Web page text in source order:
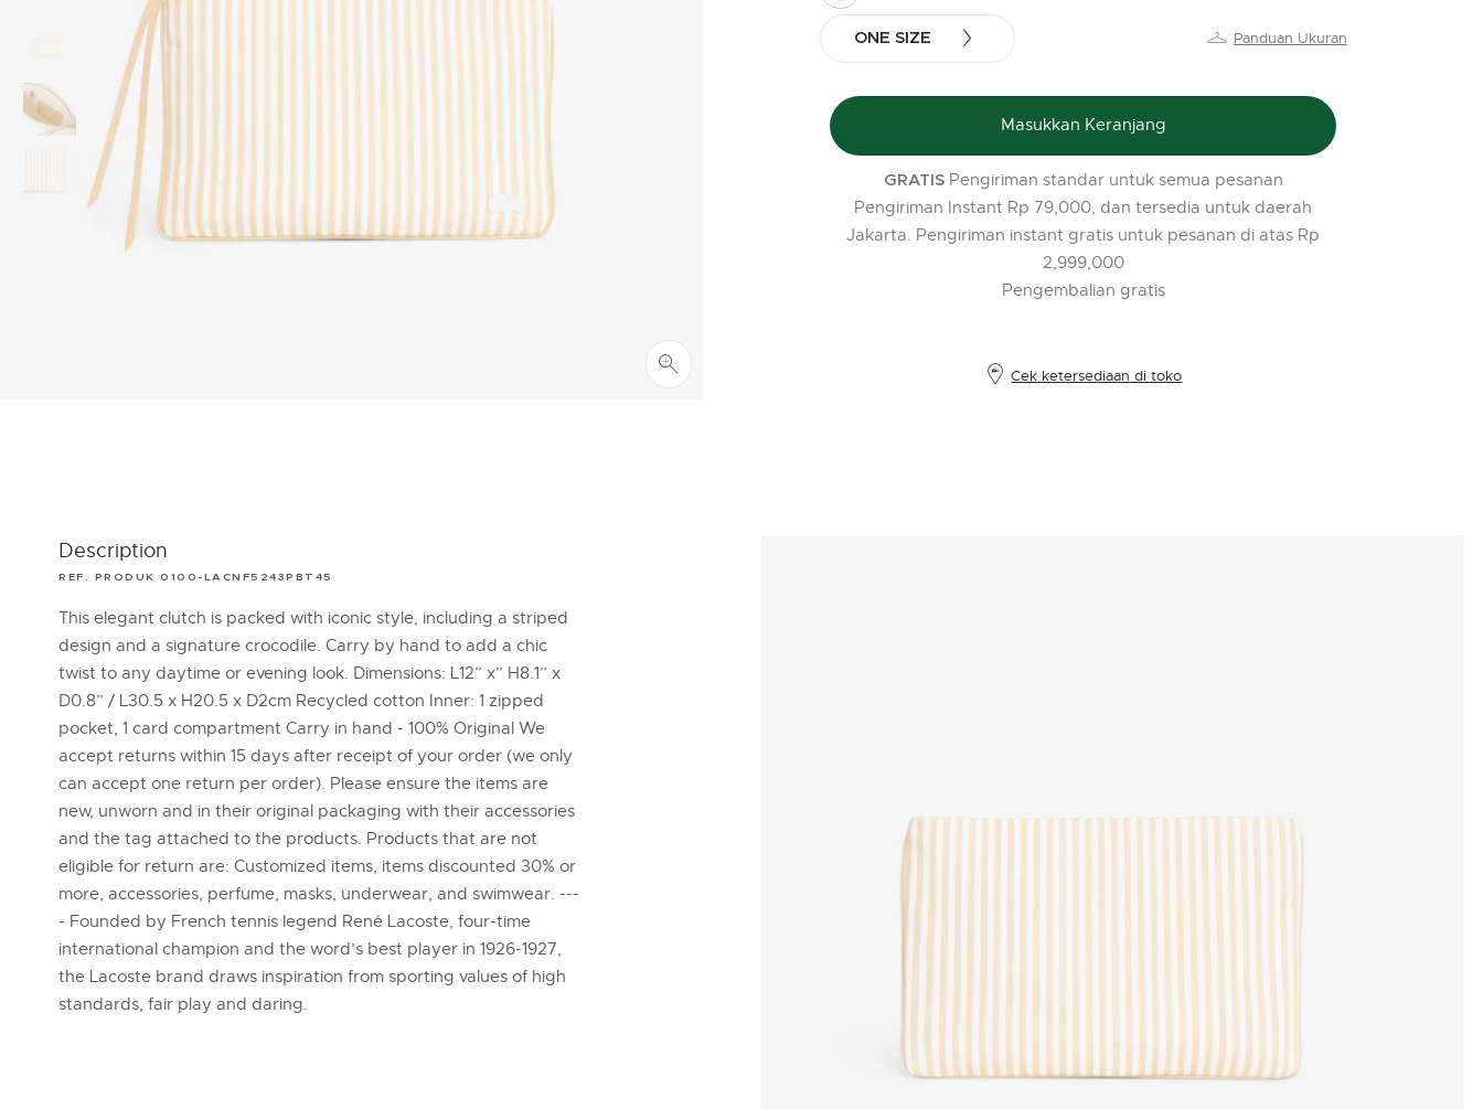
selected
ONE SIZE Panduan Ukuran
Masukkan Keranjang
GRATISPengiriman standar untuk semua pesanan
Pengiriman Instant Rp 79,000, dan tersedia untuk daerah
Jakarta. Pengiriman instant gratis untuk pesanan di atas Rp
2,999,000
Pengembalian gratis
Cek ketersediaan di toko
Description
REF. PRODUK 0100-LACNF5243PBT45
This elegant clutch is packed with iconic style, including a striped
design and a signature crocodile. Carry by hand to add a chic
twist to any daytime or evening look. Dimensions: L12” x” H8.1” x
D0.8” / L30.5 x H20.5 x D2cm Recycled cotton Inner: 1 zipped
pocket, 1 card compartment Carry in hand - 100% Original We
accept returns within 15 days after receipt of your order (we only
can accept one return per order). Please ensure the items are
new, unworn and in their original packaging with their accessories
and the tag attached to the products. Products that are not
eligible for return are: Customized items, items discounted 30% or
more, accessories, perfume, masks, underwear, and swimwear. ---
- Founded by French tennis legend René Lacoste, four-time
international champion and the word’s best player in 1926-1927,
the Lacoste brand draws inspiration from sporting values of high
standards, fair play and daring.